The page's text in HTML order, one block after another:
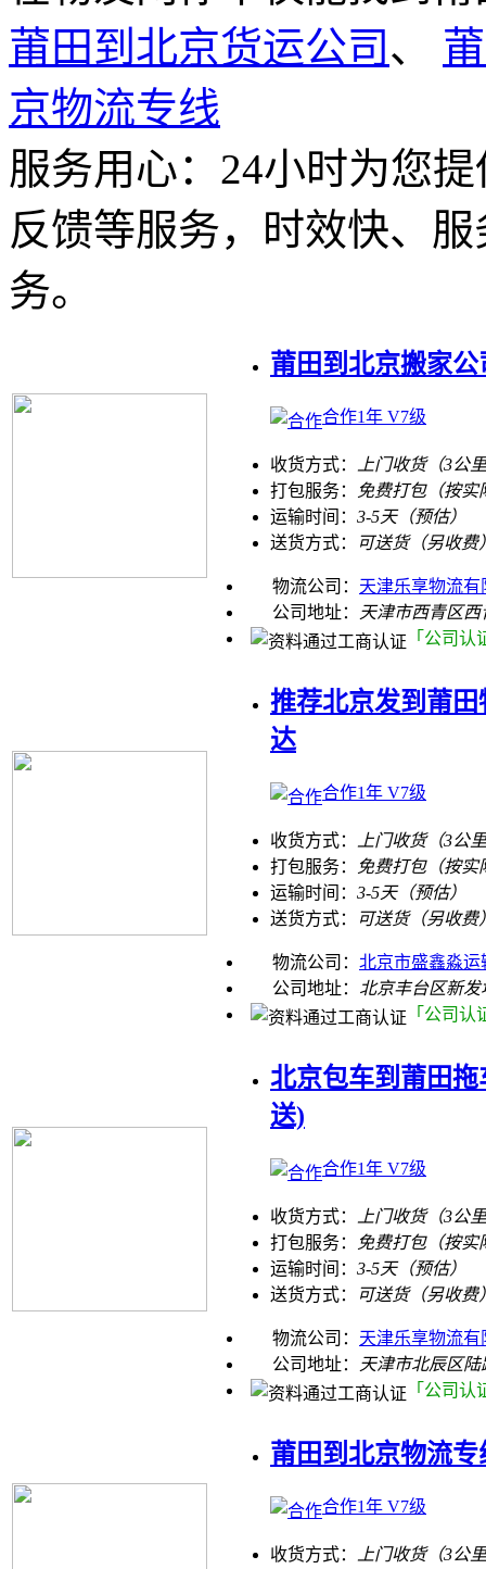
莆田到北京货运公司 、
京物流专线
服务用心： 24小时为您
反馈等服务，时效快、
务。
莆田到北京搬家
合作1年 V7级
收货方式：
上门收货（3公
打包服务：
免费打包（按实
运输时间： 3-5天（预估）
送货方式：
可送货（另收费
物流公司： 天津乐享物流有
公司地址：
天津市西青区
「公司认
推荐北京发到莆
达
合作1年 V7级
收货方式：
上门收货（3公
打包服务：
免费打包（按实
运输时间： 3-5天（预估）
送货方式：
可送货（另收费
物流公司： 北京市盛鑫淼运
公司地址： 北京丰台区新
「公司认
北京包车到莆田
送)
合作1年 V7级
收货方式：
上门收货（3公
打包服务：
免费打包（按实
运输时间： 3-5天（预估）
送货方式：
可送货（另收费
物流公司： 天津乐享物流有
公司地址：
天津市北辰区
「公司认
莆田到北京物流
合作1年 V7级
收货方式：
上门收货（3公